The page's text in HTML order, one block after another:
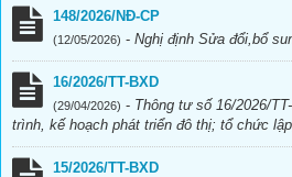
148/2026/NĐ-CP
(12/05/2026) - Nghị định Sửa đổi,bổ
16/2026/TT-BXD
(29/04/2026) - Thông tư số 16/2026/
trình, kế hoạch phát triển đô thị; tổ chức
15/2026/TT-BXD